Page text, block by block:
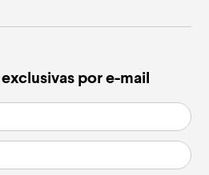
por e-mail